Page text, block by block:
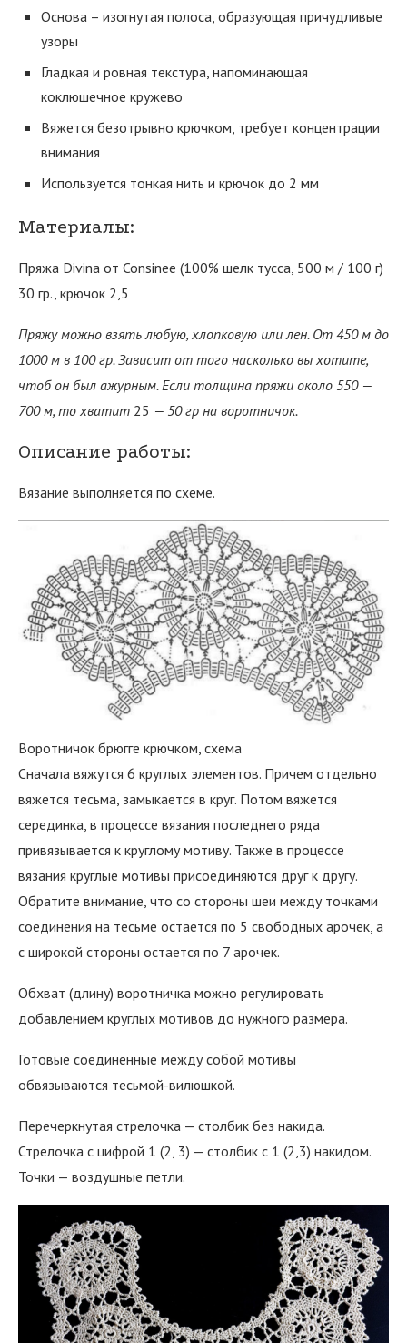
Основа – изогнутая полоса, образующая причудливые
узоры
Гладкая и ровная текстура, напоминающая
коклюшечное кружево
Вяжется безотрывно крючком, требует концентрации
внимания
Используется тонкая нить и крючок до 2 мм
Материалы:
Пряжа Divina от Consinee (100% шелк тусса, 500 м / 100 г)
30 гр., крючок 2,5
Пряжу можно взять любую, хлопковую или лен. От 450 м до
1000 м в 100 гр. Зависит от того насколько вы хотите,
чтоб он был ажурным. Если толщина пряжи около 550 —
700 м, то хватит 25 — 50 гр на воротничок.
Описание работы:
Вязание выполняется по схеме.
Воротничок брюгге крючком, схема
Сначала вяжутся 6 круглых элементов. Причем отдельно
вяжется тесьма, замыкается в круг. Потом вяжется
серединка, в процессе вязания последнего ряда
привязывается к круглому мотиву. Также в процессе
вязания круглые мотивы присоединяются друг к другу.
Обратите внимание, что со стороны шеи между точками
соединения на тесьме остается по 5 свободных арочек, а
с широкой стороны остается по 7 арочек.
Обхват (длину) воротничка можно регулировать
добавлением круглых мотивов до нужного размера.
Готовые соединенные между собой мотивы
обвязываются тесьмой-вилюшкой.
Перечеркнутая стрелочка — столбик без накида.
Стрелочка с цифрой 1 (2, 3) — столбик с 1 (2,3) накидом.
Точки — воздушные петли.